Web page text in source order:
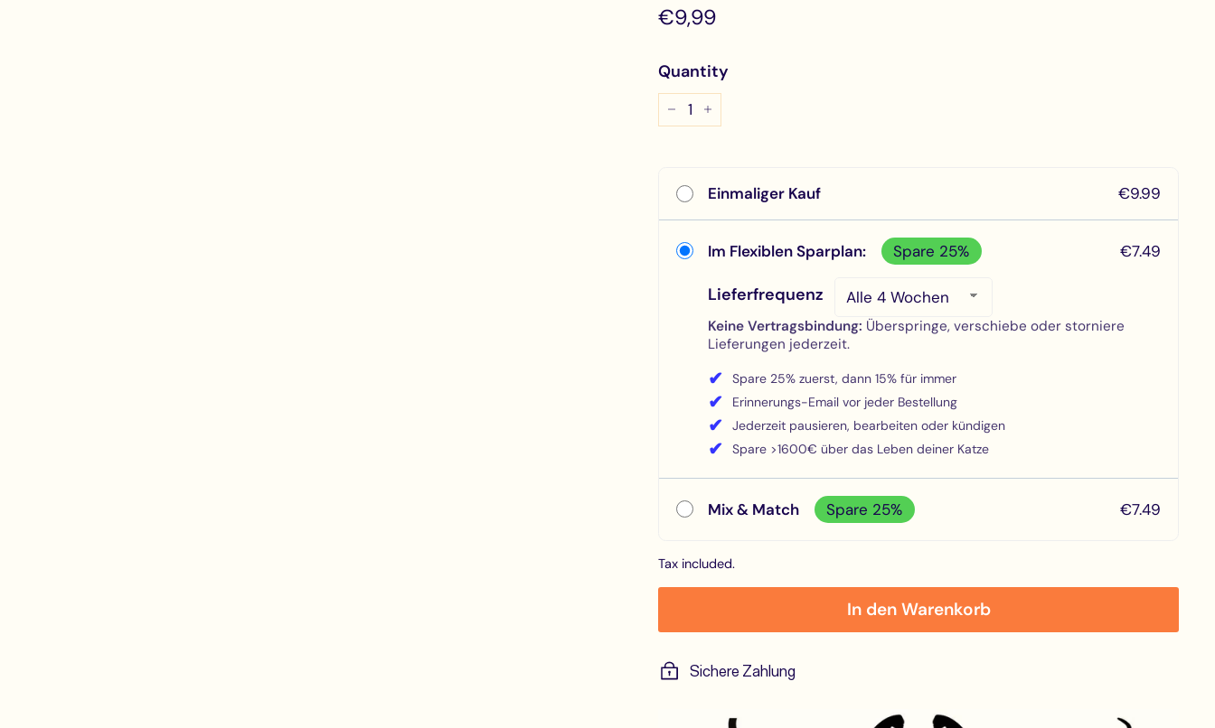
Regular
price
€9,99€9,99
Quantity
Einmaliger Kauf €9.99
Im Flexiblen Sparplan: Spare 25% €7.49
Lieferfrequenz
Keine Vertragsbindung: Überspringe, verschiebe oder storniere
Lieferungen jederzeit.
✔ Spare 25% zuerst, dann 15% für immer
✔ Erinnerungs-Email vor jeder Bestellung
✔ Jederzeit pausieren, bearbeiten oder kündigen
✔ Spare >1600€ über das Leben deiner Katze
Mix & Match Spare 25% €7.49
Tax included.
In den Warenkorb
Sichere Zahlung